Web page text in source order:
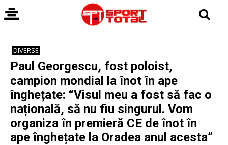
DIVERSE
Paul Georgescu, fost poloist,
campion mondial la înot în ape
înghețate: “Visul meu a fost să fac o
națională, să nu fiu singurul. Vom
organiza în premieră CE de înot în
ape înghețate la Oradea anul acesta”